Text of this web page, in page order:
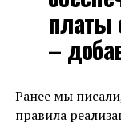
платы
–
Ранее мы
правила